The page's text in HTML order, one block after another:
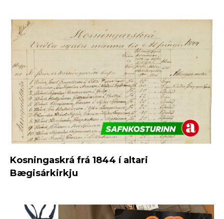
Kosningaskrá frá 1844 í altari
Bægisárkirkju